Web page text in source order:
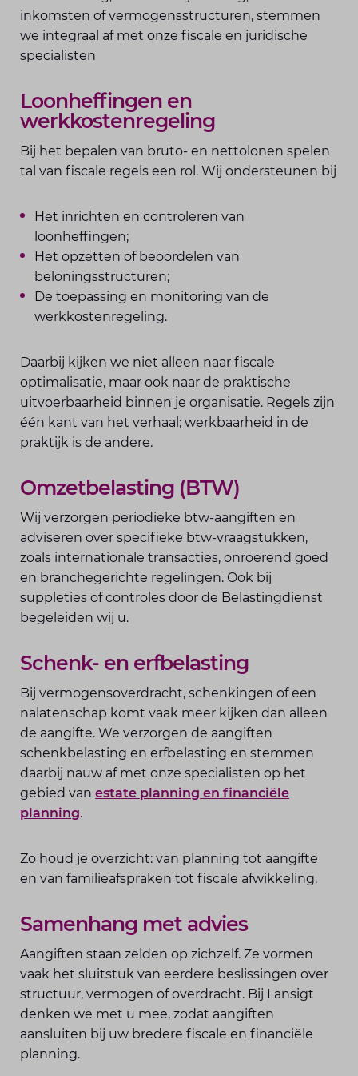
inkomsten of vermogensstructuren, stemmen
we integraal af met onze fiscale en juridische
specialisten
Loonheffingen en
werkkostenregeling
Bij het bepalen van bruto- en nettolonen spelen
tal van fiscale regels een rol. Wij ondersteunen bij
Het inrichten en controleren van
loonheffingen;
Het opzetten of beoordelen van
beloningsstructuren;
De toepassing en monitoring van de
werkkostenregeling.
Daarbij kijken we niet alleen naar fiscale
optimalisatie, maar ook naar de praktische
uitvoerbaarheid binnen je organisatie. Regels zijn
één kant van het verhaal; werkbaarheid in de
praktijk is de andere.
Omzetbelasting (BTW)
Wij verzorgen periodieke btw-aangiften en
adviseren over specifieke btw-vraagstukken,
zoals internationale transacties, onroerend goed
en branchegerichte regelingen. Ook bij
suppleties of controles door de Belastingdienst
begeleiden wij u.
Schenk- en erfbelasting
Bij vermogensoverdracht, schenkingen of een
nalatenschap komt vaak meer kijken dan alleen
de aangifte. We verzorgen de aangiften
schenkbelasting en erfbelasting en stemmen
daarbij nauw af met onze specialisten op het
gebied vanestate planning en financiële
planning.
Zo houd je overzicht: van planning tot aangifte
en van familieafspraken tot fiscale afwikkeling.
Samenhang met advies
Aangiften staan zelden op zichzelf. Ze vormen
vaak het sluitstuk van eerdere beslissingen over
structuur, vermogen of overdracht. Bij Lansigt
denken we met u mee, zodat aangiften
aansluiten bij uw bredere fiscale en financiële
planning.